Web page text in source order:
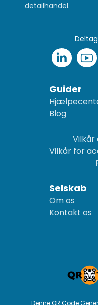
detailhandel.
Guider
Blog
Vilkår
Vilkår for
Selskab
Om os
Kontakt os
Denne QR Code